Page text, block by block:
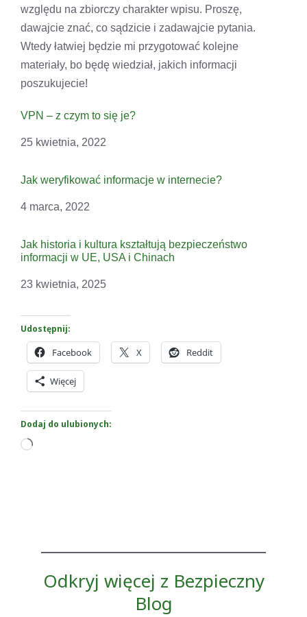
względu na zbiorczy charakter wpisu. Proszę,
dawajcie znać, co sądzicie i zadawajcie pytania.
Wtedy łatwiej będzie mi przygotować kolejne
materiały, bo będę wiedział, jakich informacji
poszukujecie!
VPN – z czym to się je?
Data
25 kwietnia, 2022
Jak weryfikować informacje w internecie?
Data
4 marca, 2022
Jak historia i kultura kształtują bezpieczeństwo
informacji w UE, USA i Chinach
Data
23 kwietnia, 2025
Udostępnij:
Facebook X Reddit
Więcej
Dodaj do ulubionych:
Wczytywanie…
Odkryj więcej z Bezpieczny
Blog